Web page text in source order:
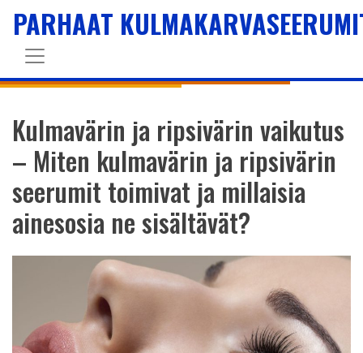
PARHAAT
Kulmavärin ja ripsivärin vaikutus
– Miten kulmavärin ja ripsivärin
seerumit toimivat ja millaisia
ainesosia ne sisältävät?